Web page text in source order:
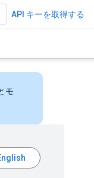
API キーを取得する
モ